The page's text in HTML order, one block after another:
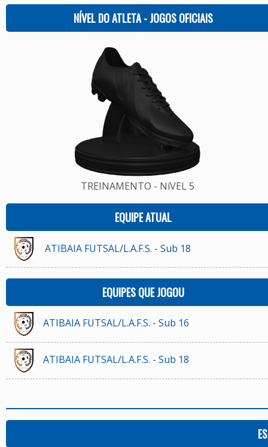
NÍVEL DO ATLETA - JOGOS OFICIAIS
TREINAMENTO - NíVEL 5
EQUIPE ATUAL
ATIBAIA FUTSAL/L.A.F.S. - Sub 18
EQUIPES QUE JOGOU
ATIBAIA FUTSAL/L.A.F.S. - Sub 16
ATIBAIA FUTSAL/L.A.F.S. - Sub 18